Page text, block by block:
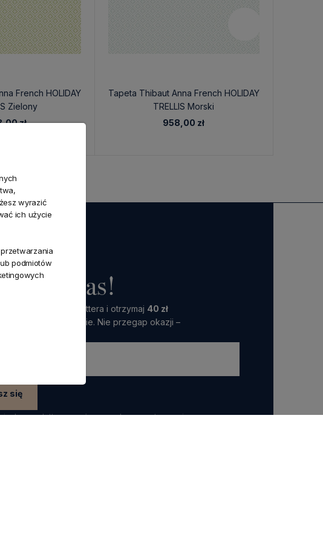
French HOLIDAY
Zielony
zł
Tapeta Thibaut Anna French HOLIDAY
TRELLIS Morski
958,00 zł
do nas!
do naszego Newslettera i otrzymaj 40 zł
pierwsze zamówienie. Nie przegap okazji –
się
do newslettera wyrażasz zgodę na przetwarzanie przez nas
wyrazić
ich użycie
podmiotów